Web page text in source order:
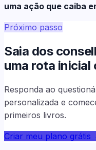
uma ação que caiba
Próximo passo
Saia dos
uma rota inicial
Responda ao
personalizada e
primeiros livros.
Criar meu plano grátis